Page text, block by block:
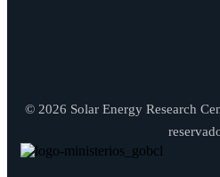
© 2026 Solar Energy Research